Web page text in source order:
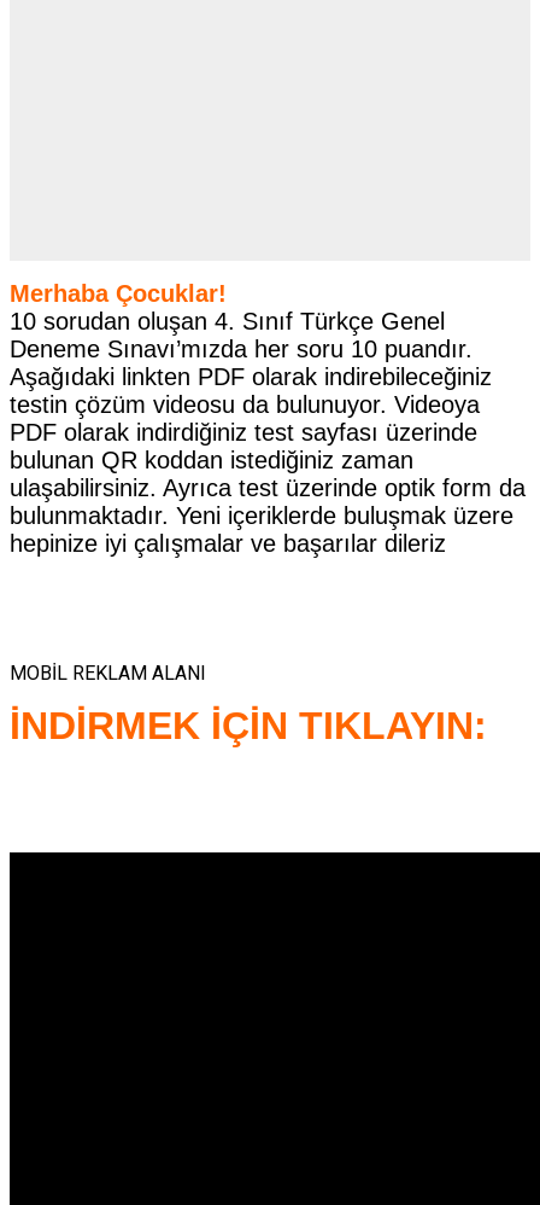
Merhaba Çocuklar!
10 sorudan oluşan 4. Sınıf Türkçe Genel
Deneme Sınavı’mızda her soru 10 puandır.
Aşağıdaki linkten PDF olarak indirebileceğiniz
testin çözüm videosu da bulunuyor. Videoya
PDF olarak indirdiğiniz test sayfası üzerinde
bulunan QR koddan istediğiniz zaman
ulaşabilirsiniz. Ayrıca test üzerinde optik form da
bulunmaktadır. Yeni içeriklerde buluşmak üzere
hepinize iyi çalışmalar ve başarılar dileriz
MOBİL REKLAM ALANI
İNDİRMEK İÇİN TIKLAYIN: